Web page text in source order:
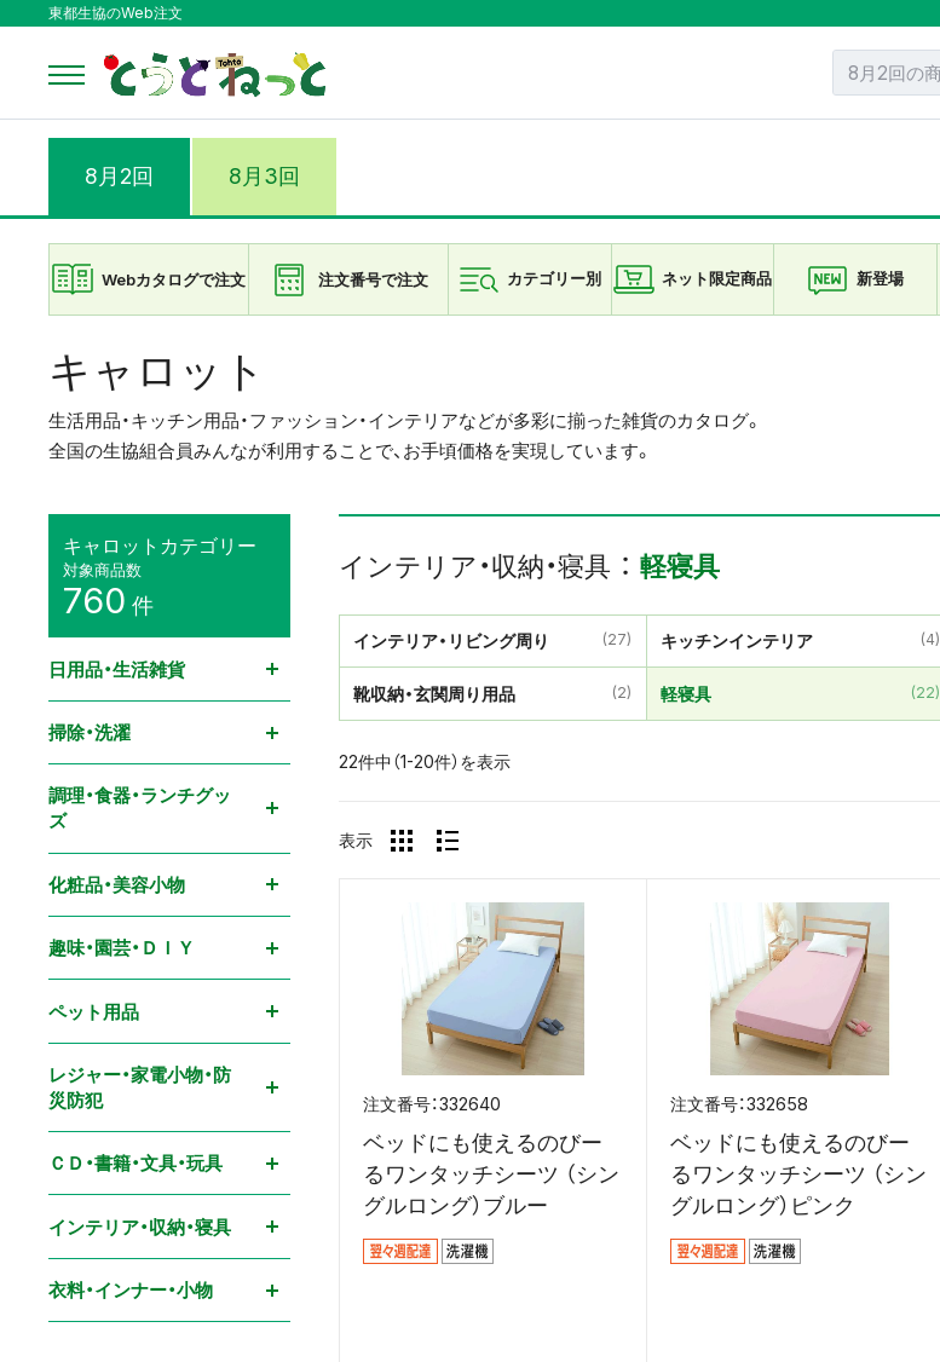
東都生協のWeb注文
8月2回 8月3回
Webカタログで注文 注文番号で注文 カテゴリー別 ネット限定商品 新登場
キャロット
生活用品・キッチン用品・ファッション・インテリアなどが多彩に揃った雑貨のカタログ。
全国の生協組合員みんなが利用することで、お手頃価格を実現しています。
キャロットカテゴリー
対象商品数
760 件
日用品・生活雑貨
掃除・洗濯
調理・食器・ランチグッ
ズ
化粧品・美容小物
趣味・園芸・ＤＩＹ
ペット用品
レジャー・家電小物・防
災防犯
ＣＤ・書籍・文具・玩具
インテリア・収納・寝具
衣料・インナー・小物
インテリア・収納・寝具 軽寝具
インテリア・リビング周り (27) キッチンインテリア (4)
靴収納・玄関周り用品 (2) 軽寝具 (22)
22件中（1-20件）を表示
表示
332640
ベッドにも使えるのびー
るワンタッチシーツ （シン
グルロング）ブルー
332658
ベッドにも使えるのびー
るワンタッチシーツ （シン
グルロング）ピンク